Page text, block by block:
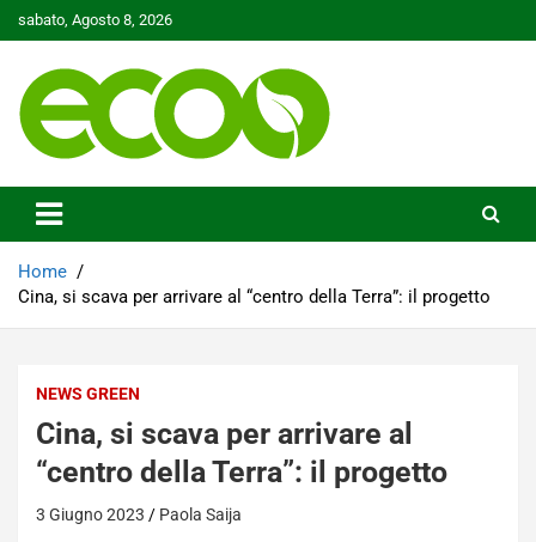
to
sabato, Agosto 8, 2026
Ecoo.it
Home
Cina, si scava per arrivare al “centro della Terra”: il progetto
NEWS GREEN
Cina, si scava per arrivare al
“centro della Terra”: il progetto
3 Giugno 2023 Paola Saija